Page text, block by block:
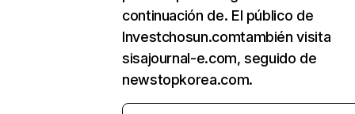
continuación de. El público de
Investchosun.comtambién visita
sisajournal-e.com, seguido de
newstopkorea.com.